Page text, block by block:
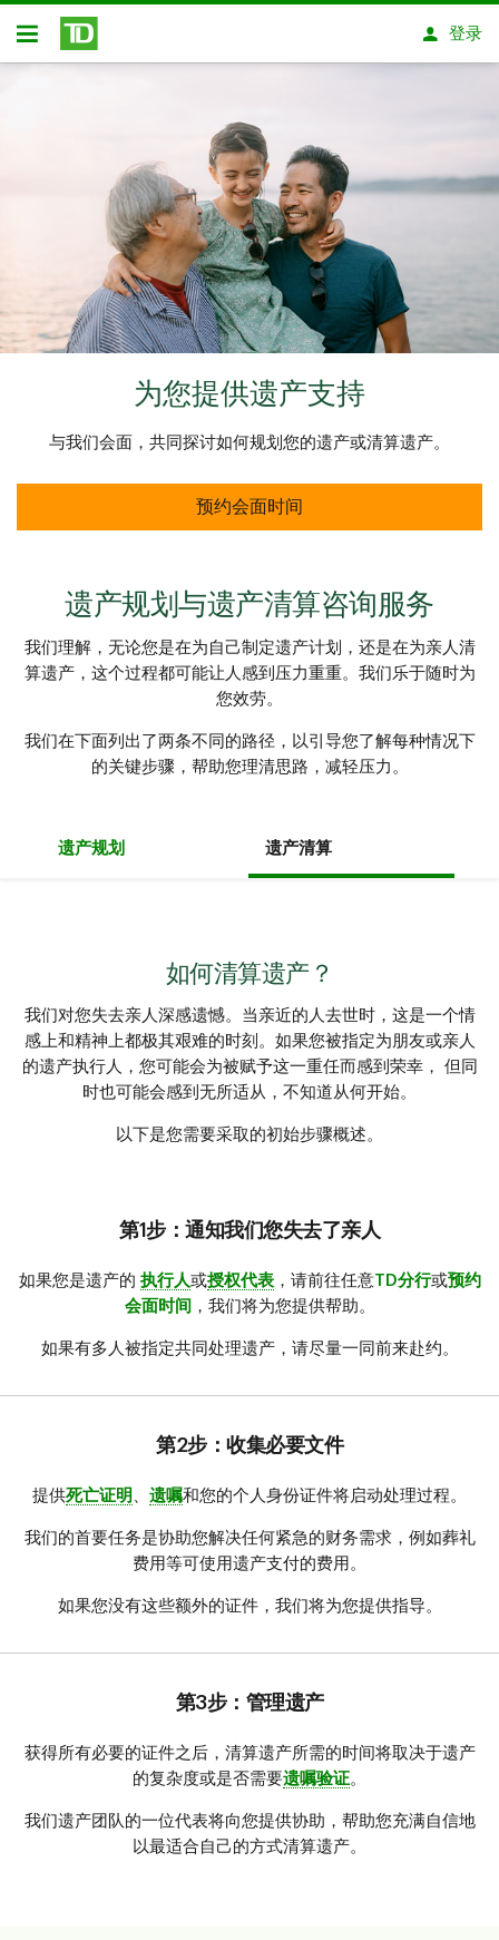
跳转到主要内容
开放式房屋贷款
登录
为您提供遗产支持
与我们会面，共同探讨如何规划您的遗产或清算遗产。
预约会面时间
遗产规划与遗产清算咨询服务
我们理解，无论您是在为自己制定遗产计划，还是在为亲人清
算遗产，这个过程都可能让人感到压力重重。我们乐于随时为
您效劳。
我们在下面列出了两条不同的路径，以引导您了解每种情况下
的关键步骤，帮助您理清思路，减轻压力。
遗产规划 遗产清算
如何清算遗产？
我们对您失去亲人深感遗憾。当亲近的人去世时，这是一个情
感上和精神上都极其艰难的时刻。如果您被指定为朋友或亲人
的遗产执行人，您可能会为被赋予这一重任而感到荣幸， 但同
时也可能会感到无所适从，不知道从何开始。
以下是您需要采取的初始步骤概述。
第1步：通知我们您失去了亲人
如果您是遗产的 执行人或授权代表，请前往任意TD分行或预约
会面时间
，我们将为您提供帮助。
如果有多人被指定共同处理遗产，请尽量一同前来赴约。
第2步：收集必要文件
提供死亡证明 、 遗嘱和您的个人身份证件将启动处理过程。
我们的首要任务是协助您解决任何紧急的财务需求，例如葬礼
费用等可使用遗产支付的费用。
如果您没有这些额外的证件，我们将为您提供指导。
第3步：管理遗产
获得所有必要的证件之后，清算遗产所需的时间将取决于遗产
的复杂度或是否需要遗嘱验证。
我们遗产团队的一位代表将向您提供协助，帮助您充满自信地
以最适合自己的方式清算遗产。